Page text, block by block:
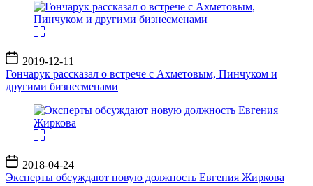
Дата
записи
2019-12-11
Гончарук рассказал о встрече с Ахметовым, Пинчуком и
другими бизнесменами
Дата
записи
2018-04-24
Эксперты обсуждают новую должность Евгения Жиркова